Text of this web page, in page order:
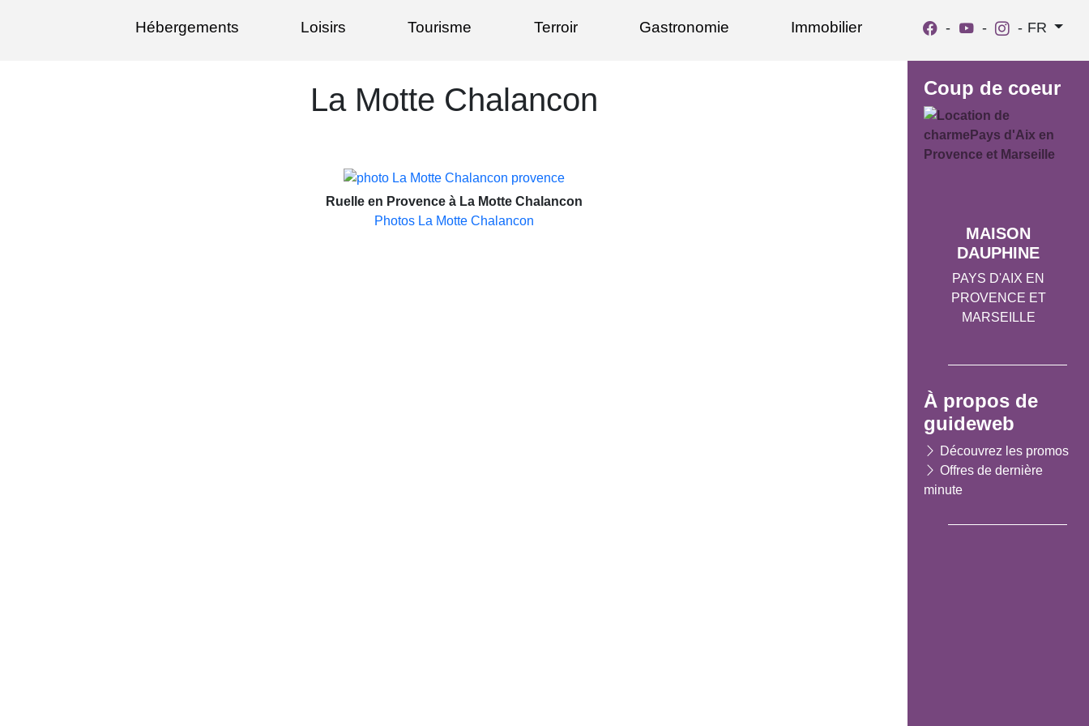
Hébergements Loisirs Tourisme Terroir Gastronomie Immobilier - - - FR
La Motte Chalancon
Ruelle en Provence à La Motte Chalancon
Photos La Motte Chalancon
Coup de coeur
MAISON
DAUPHINE
PAYS D'AIX EN
PROVENCE ET
MARSEILLE
À propos de
guideweb
Découvrez les promos
Offres de dernière
minute